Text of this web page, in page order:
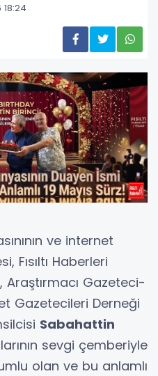
ve internet
Fısıltı Haberleri
Araştırmacı Gazeteci-
Gazetecileri Derneği
Sabahattin
sevgi çemberiyle
olan ve bu anlamlı